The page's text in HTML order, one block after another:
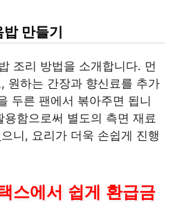
만들기
조리 방법을 소개합니다. 먼
원하는 간장과 향신료를 추가
두른 팬에서 볶아주면 됩니
함으로써 별도의 측면 재료
니, 요리가 더욱 손쉽게 진행
스에서 쉽게 환급금